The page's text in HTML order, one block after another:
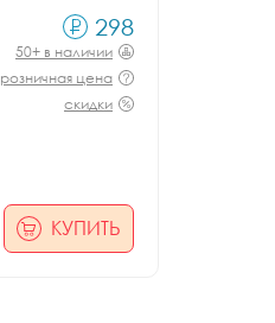
298
50+ в наличии
розничная цена
скидки
КУПИТЬ